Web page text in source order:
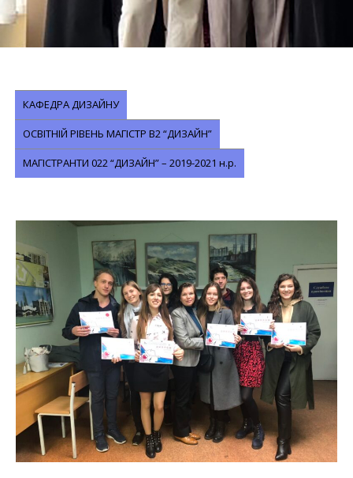
КАФЕДРА ДИЗАЙНУ
ОСВІТНІЙ РІВЕНЬ МАГІСТР В2 “ДИЗАЙН”
МАГІСТРАНТИ 022 “ДИЗАЙН” – 2019-2021 н.р.